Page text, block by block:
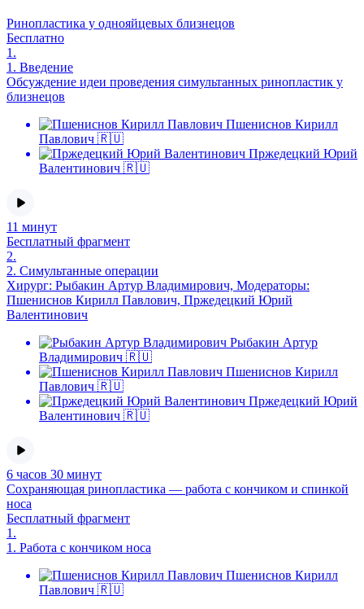
Ринопластика у однояйцевых близнецов
Бесплатно
1.
1. Введение
Обсуждение идеи проведения симультанных ринопластик у
близнецов
Пшениснов Кирилл
Павлович 🇷🇺
Пржедецкий Юрий
Валентинович 🇷🇺
11 минут
Бесплатный фрагмент
2.
2. Симультанные операции
Хирург: Рыбакин Артур Владимирович, Модераторы:
Пшениснов Кирилл Павлович, Пржедецкий Юрий
Валентинович
Рыбакин Артур
Владимирович 🇷🇺
Пшениснов Кирилл
Павлович 🇷🇺
Пржедецкий Юрий
Валентинович 🇷🇺
6 часов 30 минут
Сохраняющая ринопластика — работа с кончиком и спинкой
носа
Бесплатный фрагмент
1.
1. Работа с кончиком носа
Пшениснов Кирилл
Павлович 🇷🇺